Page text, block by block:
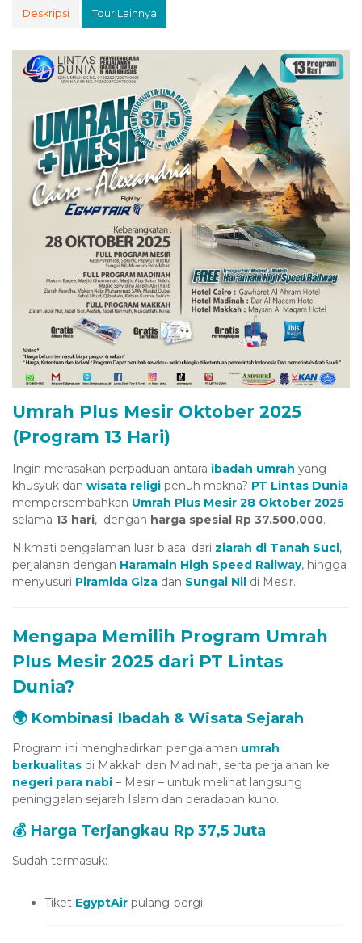
Deskripsi Tour Lainnya
Umrah Plus Mesir Oktober 2025
(Program 13 Hari)
Ingin merasakan perpaduan antara ibadah umrah yang
khusyuk dan wisata religi penuh makna? PT Lintas Dunia
mempersembahkan Umrah Plus Mesir 28 Oktober 2025
selama 13 hari, dengan harga spesial Rp 37.500.000.
Nikmati pengalaman luar biasa: dari ziarah di Tanah Suci,
perjalanan dengan Haramain High Speed Railway, hingga
menyusuri Piramida Giza dan Sungai Nil di Mesir.
Mengapa Memilih Program Umrah
Plus Mesir 2025 dari PT Lintas
Dunia?
🌍 Kombinasi Ibadah & Wisata Sejarah
Program ini menghadirkan pengalaman umrah
berkualitas di Makkah dan Madinah, serta perjalanan ke
negeri para nabi – Mesir – untuk melihat langsung
peninggalan sejarah Islam dan peradaban kuno.
💰 Harga Terjangkau Rp 37,5 Juta
Sudah termasuk:
Tiket EgyptAir pulang-pergi